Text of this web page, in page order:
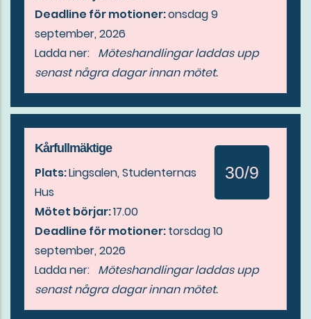
Deadline för motioner:onsdag 9
september, 2026
Ladda ner: Möteshandlingar laddas upp
senast några dagar innan mötet.
30/9
Kårfullmäktige
Plats:Lingsalen, Studenternas
Hus
Mötet börjar:17.00
Deadline för motioner:torsdag 10
september, 2026
Ladda ner: Möteshandlingar laddas upp
senast några dagar innan mötet.